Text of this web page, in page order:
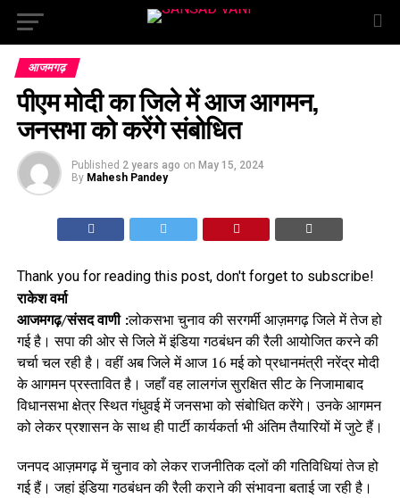
आजमगढ़
पीएम मोदी का जिले में आज आगमन,
जनसभा को करेंगे संबोधित
Published 2 years ago on May 15, 2024
By Mahesh Pandey
Thank you for reading this post, don't forget to subscribe!
राकेश वर्मा
आजमगढ़/संसद वाणी :लोकसभा चुनाव की सरगर्मी आज़मगढ़ जिले में तेज हो
गई है। सपा की ओर से जिले में इंडिया गठबंधन की रैली आयोजित करने की
चर्चा चल रही है। वहीं अब जिले में आज 16 मई को प्रधानमंत्री नरेंद्र मोदी
के आगमन प्रस्तावित है। जहाँ वह लालगंज सुरक्षित सीट के निजामाबाद
विधानसभा क्षेत्र स्थित गंधुवई में जनसभा को संबोधित करेंगे। उनके आगमन
को लेकर प्रशासन के साथ ही पार्टी कार्यकर्ता भी अंतिम तैयारियों में जुटे हैं।
जनपद आज़मगढ़ में चुनाव को लेकर राजनीतिक दलों की गतिविधियां तेज हो
गई हैं। जहां इंडिया गठबंधन की रैली कराने की संभावना बताई जा रही है।